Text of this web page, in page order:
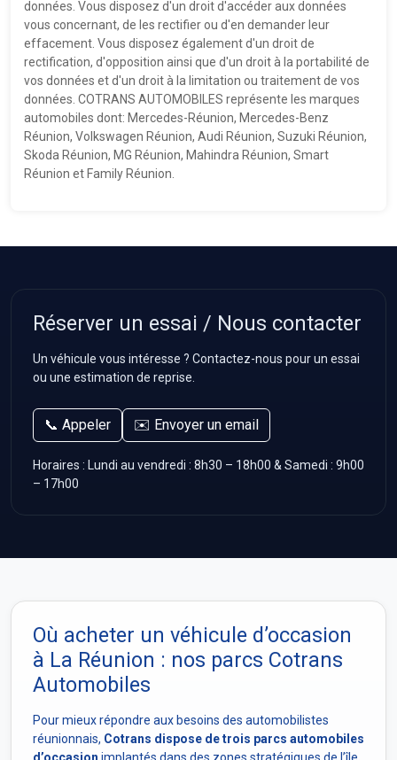
données. Vous disposez d'un droit d'accéder aux données
vous concernant, de les rectifier ou d'en demander leur
effacement. Vous disposez également d'un droit de
rectification, d'opposition ainsi que d'un droit à la portabilité de
vos données et d'un droit à la limitation ou traitement de vos
données. COTRANS AUTOMOBILES représente les marques
automobiles dont: Mercedes-Réunion, Mercedes-Benz
Réunion, Volkswagen Réunion, Audi Réunion, Suzuki Réunion,
Skoda Réunion, MG Réunion, Mahindra Réunion, Smart
Réunion et Family Réunion.
Réserver un essai / Nous contacter
Un véhicule vous intéresse ? Contactez-nous pour un essai
ou une estimation de reprise.
📞 Appeler ✉️ Envoyer un email
Horaires : Lundi au vendredi : 8h30 – 18h00 & Samedi : 9h00
– 17h00
Où acheter un véhicule d’occasion
à La Réunion : nos parcs Cotrans
Automobiles
Pour mieux répondre aux besoins des automobilistes
réunionnais, Cotrans dispose de trois parcs automobiles